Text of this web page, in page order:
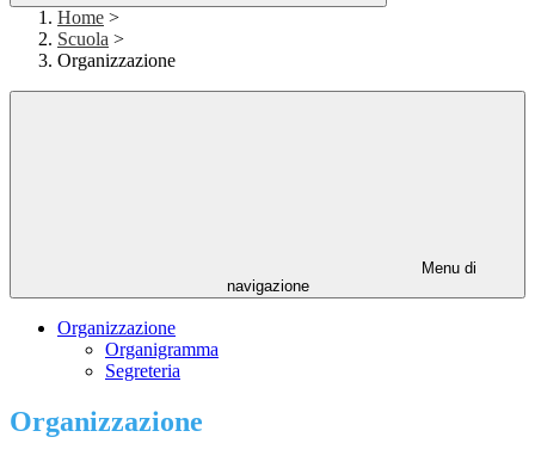
Home >
Scuola >
Organizzazione
Menu di
navigazione
Organizzazione
Organigramma
Segreteria
Organizzazione